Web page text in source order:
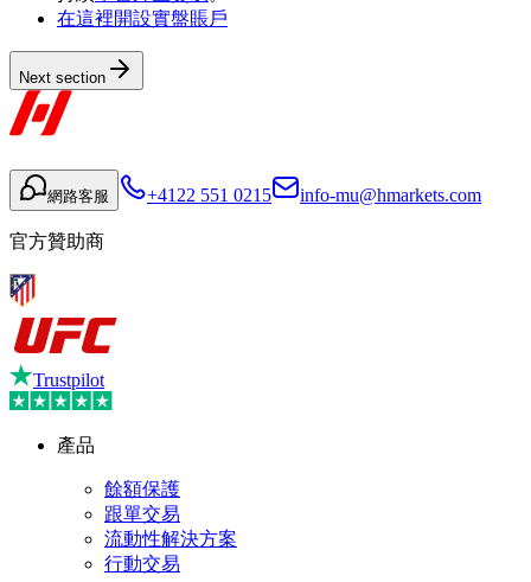
在這裡開設實盤賬戶
Next section
網路客服 +4122 551 0215 info-mu@hmarkets.com
官方贊助商
Trustpilot
產品
餘額保護
跟單交易
流動性解決方案
行動交易